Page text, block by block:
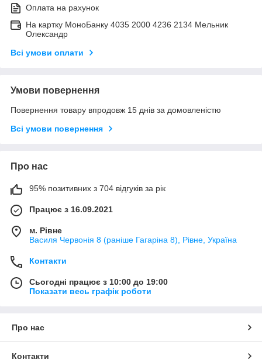
Оплата на рахунок
На картку МоноБанку 4035 2000 4236 2134 Мельник
Олександр
Всі умови оплати
Умови повернення
Повернення товару впродовж 15 днів за домовленістю
Всі умови повернення
Про нас
95% позитивних з 704 відгуків за рік
Працює з 16.09.2021
м. Рівне
Василя Червонія 8 (раніше Гагаріна 8), Рівне, Україна
Контакти
Сьогодні працює з 10:00 до 19:00
Показати весь графік роботи
Про нас
Контакти